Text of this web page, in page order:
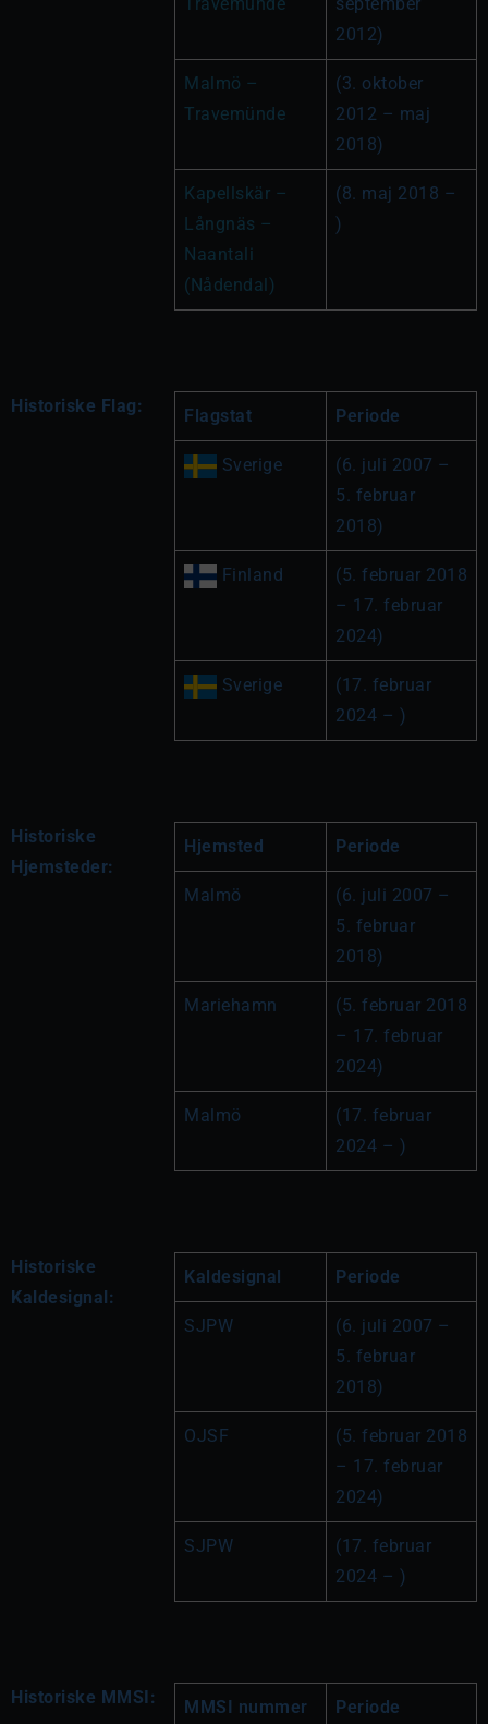
2012)
Malmö –
Travemünde
(3. oktober
2012 – maj
2018)
Kapellskär –
Långnäs –
Naantali
(Nådendal)
(8. maj 2018 –
)
Historiske Flag: Flagstat Periode
Sverige
(6. juli 2007 –
5. februar
2018)
Finland
(5. februar 2018
– 17. februar
2024)
Sverige
(17. februar
2024 – )
Historiske
Hjemsteder:
Hjemsted Periode
Malmö
(6. juli 2007 –
5. februar
2018)
Mariehamn
(5. februar 2018
– 17. februar
2024)
Malmö
(17. februar
2024 – )
Historiske
Kaldesignal:
Kaldesignal Periode
SJPW
(6. juli 2007 –
5. februar
2018)
OJSF
(5. februar 2018
– 17. februar
2024)
SJPW
(17. februar
2024 – )
Historiske MMSI: MMSI nummer Periode